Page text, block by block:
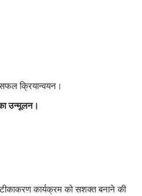
क्रियान्वयन।
उन्मूलन।
कार्यक्रम को सशक्त बनाने की